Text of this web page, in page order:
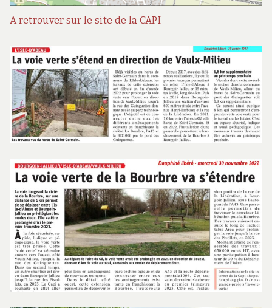
A retrouver sur le site de la CAPI